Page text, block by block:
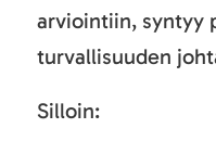
arviointiin, syntyy
turvallisuuden
Silloin: